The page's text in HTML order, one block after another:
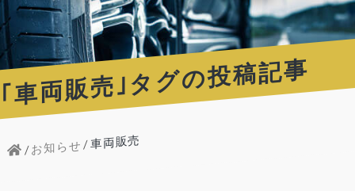
｢車両販売｣タグの投稿記事
お知らせ 車両販売